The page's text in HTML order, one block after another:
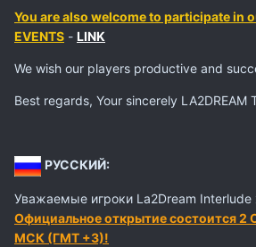
You are also welcome to participate in
EVENTS - LINK
We wish our players productive and
Best regards, Your sincerely LA2DREAM
РУССКИЙ:
Уважаемые игроки La2Dream Interlude
Официальное открытие состоится 2
МСК (ГМТ +3)!